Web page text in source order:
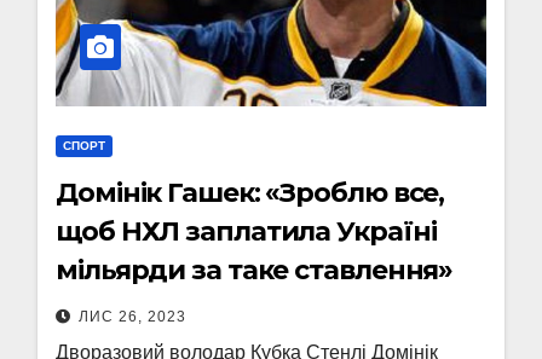
СПОРТ
Домінік Гашек: «Зроблю все,
щоб НХЛ заплатила Україні
мільярди за таке ставлення»
ЛИС 26, 2023
Дворазовий володар Кубка Стенлі Домінік